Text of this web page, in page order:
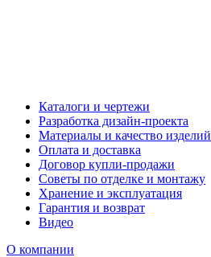
Каталоги и чертежи
Разработка дизайн-проекта
Материалы и качество изделий
Оплата и доставка
Договор купли-продажи
Советы по отделке и монтажу
Хранение и эксплуатация
Гарантия и возврат
Видео
О компании